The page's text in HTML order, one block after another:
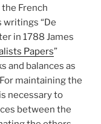
French
writings “De
in 1788 James
Papers”
and balances as
maintaining the
necessary to
between the